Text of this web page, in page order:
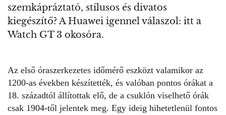
szemkápráztató, stílusos és divatos
kiegészítő? A Huawei igennel válaszol: itt a
Watch GT 3 okosóra.
Az első óraszerkezetes időmérő eszközt valamikor az
1200-as években készítették, és valóban pontos órákat a
18. századtól állítottak elő, de a csuklón viselhető órák
csak 1904-től jelentek meg. Egy ideig hihetetlenül fontos